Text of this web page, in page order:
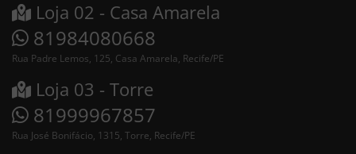
Loja 02 - Casa Amarela
81984080668
Rua Padre Lemos, 125, Casa Amarela, Recife/PE
Loja 03 - Torre
81999967857
Rua José Bonifácio, 1315, Torre, Recife/PE